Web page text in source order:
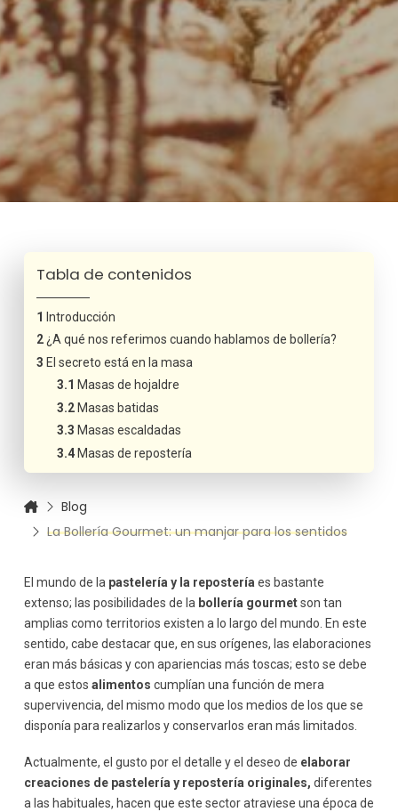
Tabla de contenidos
Introducción
¿A qué nos referimos cuando hablamos de bollería?
El secreto está en la masa
Masas de hojaldre
Masas batidas
Masas escaldadas
Masas de repostería
Blog
La Bollería Gourmet: un manjar para los sentidos
El mundo de la pastelería y la repostería es bastante
extenso; las posibilidades de la bollería gourmetson tan
amplias como territorios existen a lo largo del mundo. En este
sentido, cabe destacar que, en sus orígenes, las elaboraciones
eran más básicas y con apariencias más toscas; esto se debe
a que estos alimentos cumplían una función de mera
supervivencia, del mismo modo que los medios de los que se
disponía para realizarlos y conservarlos eran más limitados.
Actualmente, el gusto por el detalle y el deseo de elaborar
creaciones de pastelería y repostería originales, diferentes
a las habituales, hacen que este sector atraviese una época de